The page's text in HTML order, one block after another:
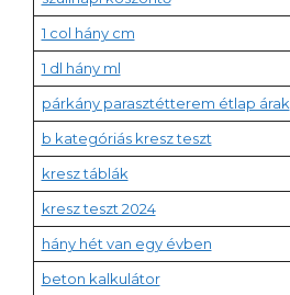
1 col hány cm
1 dl hány ml
párkány parasztétterem étlap árak
b kategóriás kresz teszt
kresz táblák
kresz teszt 2024
hány hét van egy évben
beton kalkulátor